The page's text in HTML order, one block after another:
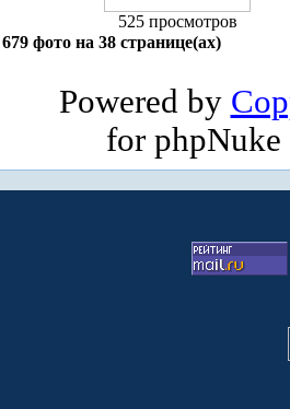
525 просмотров
679 фото на 38 странице(ах)
Powered by
for